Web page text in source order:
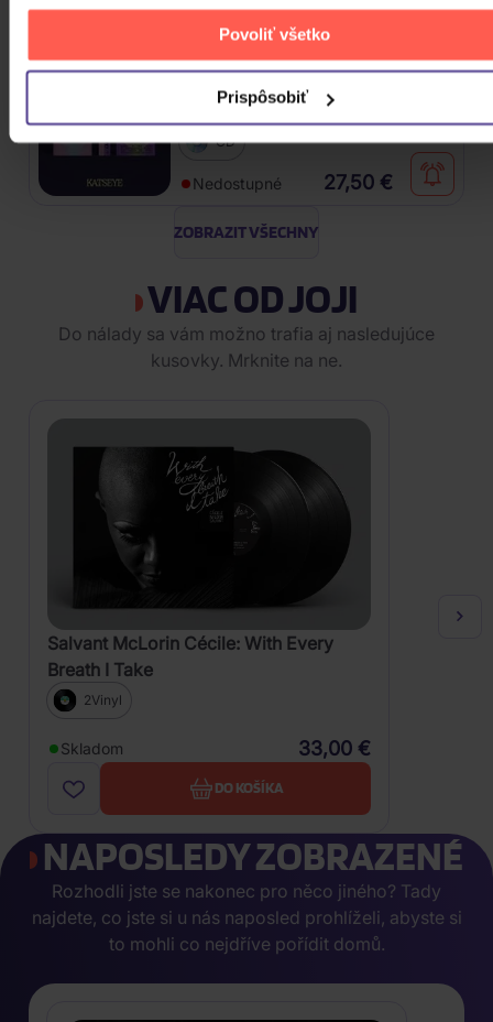
Povoliť všetko
Prispôsobiť
27,50 €
Katseye: SIS (Soft Is Strong)
CD
Nedostupné 27,50 €
ZOBRAZIT VŠECHNY
VIAC OD JOJI
Do nálady sa vám možno trafia aj nasledujúce
kusovky. Mrknite na ne.
Salvant McLorin Cécile: With Every
Breath I Take
2Vinyl
Skladom 33,00 €
DO KOŠÍKA
NAPOSLEDY ZOBRAZENÉ
Rozhodli jste se nakonec pro něco jiného? Tady
najdete, co jste si u nás naposled prohlíželi, abyste si
to mohli co nejdříve pořídit domů.